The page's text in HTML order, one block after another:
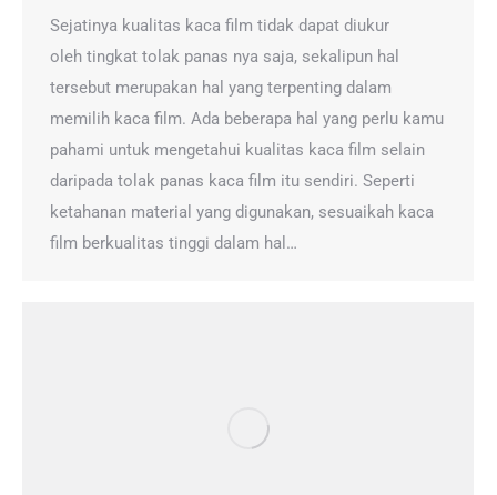
Sejatinya kualitas kaca film tidak dapat diukur
oleh tingkat tolak panas nya saja, sekalipun hal
tersebut merupakan hal yang terpenting dalam
memilih kaca film. Ada beberapa hal yang perlu kamu
pahami untuk mengetahui kualitas kaca film selain
daripada tolak panas kaca film itu sendiri. Seperti
ketahanan material yang digunakan, sesuaikah kaca
film berkualitas tinggi dalam hal…